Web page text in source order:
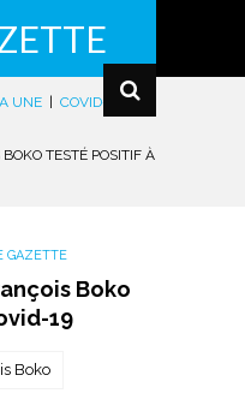
UNE COVID-19
|
TESTÉ POSITIF À
GAZETTE
Boko
19
Boko